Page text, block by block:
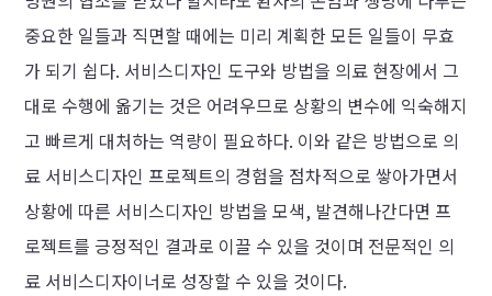
중요한 일들과 직면할 때에는 미리 계획한 모든 일들이 무효
가 되기 쉽다. 서비스디자인 도구와 방법을 의료 현장에서 그
대로 수행에 옮기는 것은 어려우므로 상황의 변수에 익숙해지
고 빠르게 대처하는 역량이 필요하다. 이와 같은 방법으로 의
료 서비스디자인 프로젝트의 경험을 점차적으로 쌓아가면서
상황에 따른 서비스디자인 방법을 모색, 발견해나간다면 프
로젝트를 긍정적인 결과로 이끌 수 있을 것이며 전문적인 의
료 서비스디자이너로 성장할 수 있을 것이다.